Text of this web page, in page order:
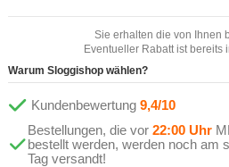
Sie erhalten die von Ihnen
Eventueller Rabatt ist bereits
Warum Sloggishop wählen?
Kundenbewertung 9,4/10
Bestellungen, die vor 22:00 Uhr
bestellt werden, werden noch am
Tag versandt!